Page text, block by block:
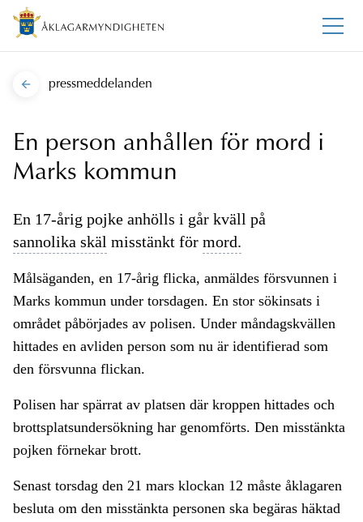
pressmeddelanden
En person anhållen för mord i
Marks kommun
En 17-årig pojke anhölls i går kväll på
sannolika skäl misstänkt för mord.
Målsäganden, en 17-årig flicka, anmäldes försvunnen i
Marks kommun under torsdagen. En stor sökinsats i
området påbörjades av polisen. Under måndagskvällen
hittades en avliden person som nu är identifierad som
den försvunna flickan.
Polisen har spärrat av platsen där kroppen hittades och
brottsplatsundersökning har genomförts. Den misstänkta
pojken förnekar brott.
Senast torsdag den 21 mars klockan 12 måste åklagaren
besluta om den misstänkta personen ska begäras häktad